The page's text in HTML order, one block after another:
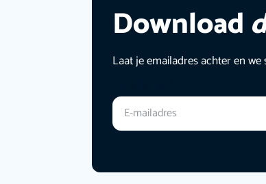
Download
Laat je emailadres achter en